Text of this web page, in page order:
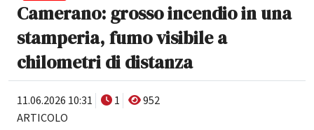
Camerano: grosso incendio in una
stamperia, fumo visibile a
chilometri di distanza
11.06.2026 10:31 1
952
ARTICOLO